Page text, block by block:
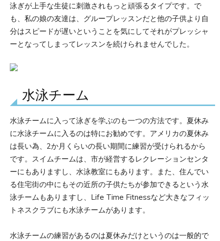
泳ぎが上手な生徒に刺激されもっと頑張るタイプです。で
も、私の娘の友達は、グループレッスンだと他の子供より自
分はスピードが遅いということを気にしてそれがプレッシャ
ーとなってしまってレッスンを続けられませんでした。
水泳チーム
水泳チームに入って泳ぎを学ぶのも一つの方法です。夏休み
に水泳チームに入るのは特にお勧めです。アメリカの夏休み
は長い為、2か月くらいの長い期間に練習が受けられるから
です。スイムチームは、市が経営するレクレーションセンタ
ーにもありますし、水泳教室にもあります。また、住んでい
る住宅街の中にもその近所の子供たちが参加できるという水
泳チームもありますし、Life Time Fitnessなど大きなフィッ
トネスクラブにも水泳チームがあります。
水泳チームの練習があるのは夏休みだけというのは一般的で